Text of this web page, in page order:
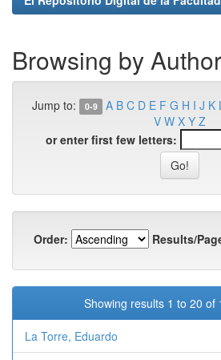
Browsing by Author
Jump to: 0-9 A B C D E F G H I J K
V W X Y Z
or enter first few letters:
Order: Results/
Showing results 1 to 20 of
La Torre, Eduardo